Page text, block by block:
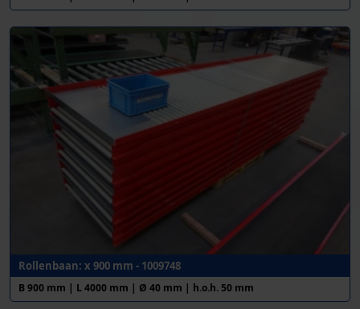
Rollenbaan: x 900 mm - 1009748
B 900 mm | L 4000 mm | Ø 40 mm | h.o.h. 50 mm